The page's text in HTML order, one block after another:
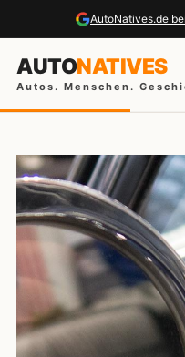
AutoNatives.de
AUTONATIVES
Autos. Menschen.